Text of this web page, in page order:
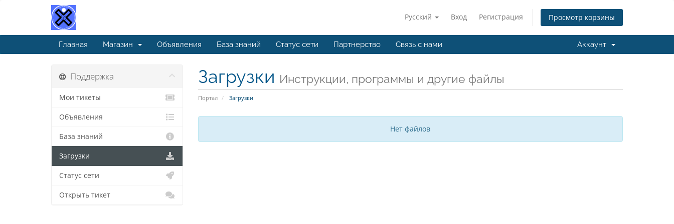
Русский Вход Регистрация Просмотр корзины
Главная Магазин Объявления База знаний Статус сети Партнерство Связь с нами Аккаунт
Загрузки Инструкции, программы и другие файлы
Портал Загрузки
Нет файлов
Поддержка
Мои тикеты
Объявления
База знаний
Загрузки
Статус сети
Открыть тикет